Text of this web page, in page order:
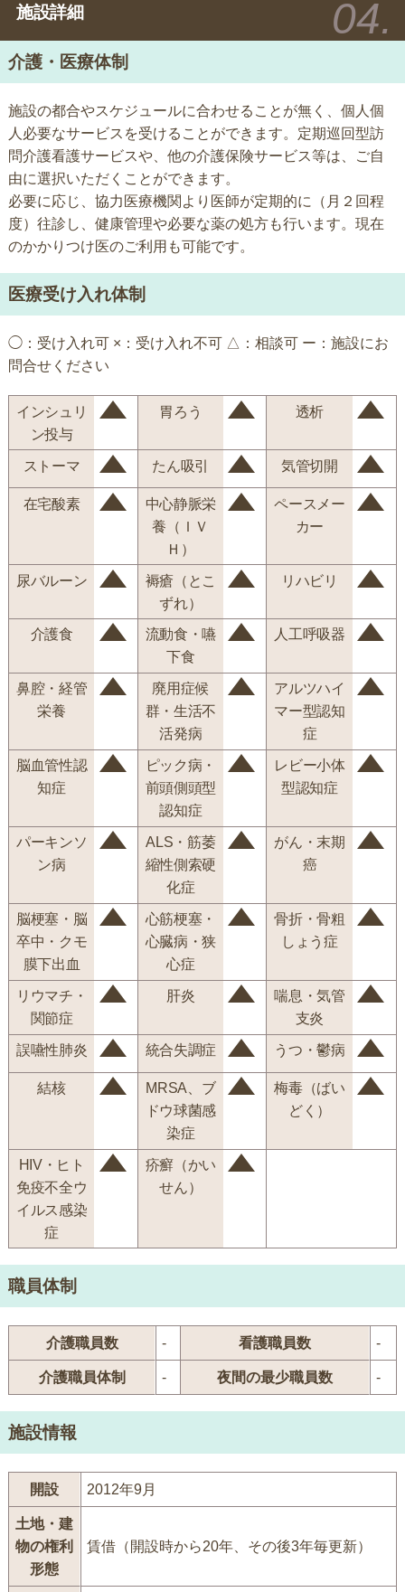
施設詳細
介護・医療体制
施設の都合やスケジュールに合わせることが無く、個人個
人必要なサービスを受けることができます。定期巡回型訪
問介護看護サービスや、他の介護保険サービス等は、ご自
由に選択いただくことができます。
必要に応じ、協力医療機関より医師が定期的に（月２回程
度）往診し、健康管理や必要な薬の処方も行います。現在
のかかりつけ医のご利用も可能です。
医療受け入れ体制
◯：受け入れ可 ×：受け入れ不可 △：相談可 ー：施設にお
問合せください
インシュリ
ン投与
胃ろう 透析
ストーマ たん吸引 気管切開
在宅酸素
中心静脈栄
養（ＩＶ
Ｈ）
ペースメー
カー
尿バルーン
褥瘡（とこ
ずれ）
リハビリ
介護食
流動食・嚥
下食
人工呼吸器
鼻腔・経管
栄養
廃用症候
群・生活不
活発病
アルツハイ
マー型認知
症
脳血管性認
知症
ピック病・
前頭側頭型
認知症
レビー小体
型認知症
パーキンソ
ン病
ALS・筋萎
縮性側索硬
化症
がん・末期
癌
脳梗塞・脳
卒中・クモ
膜下出血
心筋梗塞・
心臓病・狭
心症
骨折・骨粗
しょう症
リウマチ・
関節症
肝炎
喘息・気管
支炎
誤嚥性肺炎 統合失調症 うつ・鬱病
結核
MRSA、ブ
ドウ球菌感
染症
梅毒（ばい
どく）
HIV・ヒト
免疫不全ウ
イルス感染
症
疥癬（かい
せん）
職員体制
介護職員数 - 看護職員数 -
介護職員体制 - 夜間の最少職員数 -
施設情報
開設 2012年9月
土地・建
物の権利
形態
賃借（開設時から20年、その後3年毎更新）